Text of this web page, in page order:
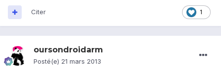
1
Citer
oursondroidarm
Posté(e) 21 mars 2013